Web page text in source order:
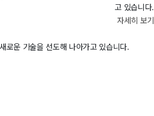
고 있습니다.
자세히 보기
로운 기술을 선도해 나아가고 있습니다.